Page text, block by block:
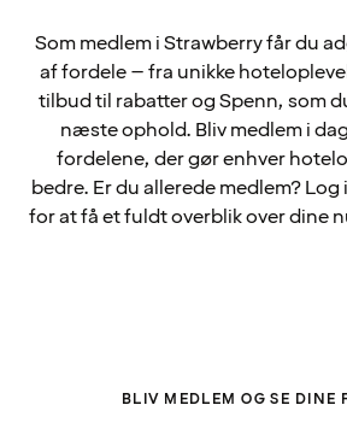
Som medlem i Strawberry får du
af fordele – fra unikke
tilbud til rabatter og Spenn, som
næste ophold. Bliv medlem i
fordelene, der gør enhver
bedre. Er du allerede medlem?
for at få et fuldt overblik over dine
BLIV MEDLEM OG SE DINE